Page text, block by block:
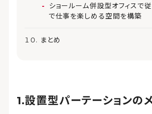
ショールーム併設型オフィスで
で仕事を楽しめる空間を構築
まとめ
設置型パーテーションの